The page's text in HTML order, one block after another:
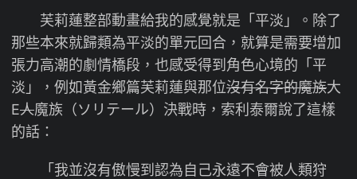
芙莉蓮整部動畫給我的感覺就是「平淡」。除了
那些本來就歸類為平淡的單元回合，就算是需要增加
張力高潮的劇情橋段，也感受得到角色心境的「平
淡」，例如黃金鄉篇芙莉蓮與那位沒有名字的魔族大
E人魔族（ソリテール）決戰時，索利泰爾說了這樣
的話：
「我並沒有傲慢到認為自己永遠不會被人類狩